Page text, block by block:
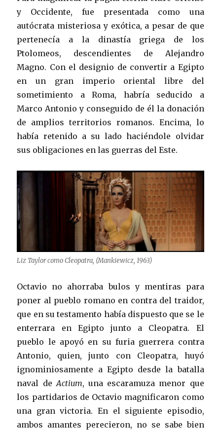
y Occidente, fue presentada como una
autócrata misteriosa y exótica, a pesar de que
pertenecía a la dinastía griega de los
Ptolomeos, descendientes de Alejandro
Magno. Con el designio de convertir a Egipto
en un gran imperio oriental libre del
sometimiento a Roma, habría seducido a
Marco Antonio y conseguido de él la donación
de amplios territorios romanos. Encima, lo
había retenido a su lado haciéndole olvidar
sus obligaciones en las guerras del Este.
Liz Taylor como Cleopatra, (Mankiewicz, 1963)
Octavio no ahorraba bulos y mentiras para
poner al pueblo romano en contra del traidor,
que en su testamento había dispuesto que se le
enterrara en Egipto junto a Cleopatra. El
pueblo le apoyó en su furia guerrera contra
Antonio, quien, junto con Cleopatra, huyó
ignominiosamente a Egipto desde la batalla
naval de Actium, una escaramuza menor que
los partidarios de Octavio magnificaron como
una gran victoria. En el siguiente episodio,
ambos amantes perecieron, no se sabe bien